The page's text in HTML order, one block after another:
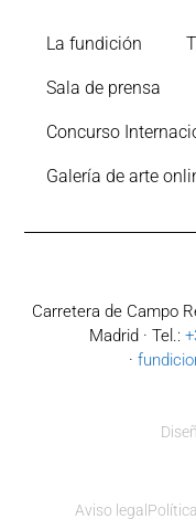
La fundición
Sala de prensa
Concurso
Galería de arte
Carretera de Campo
Madrid · Tel.:
·
Aviso legal